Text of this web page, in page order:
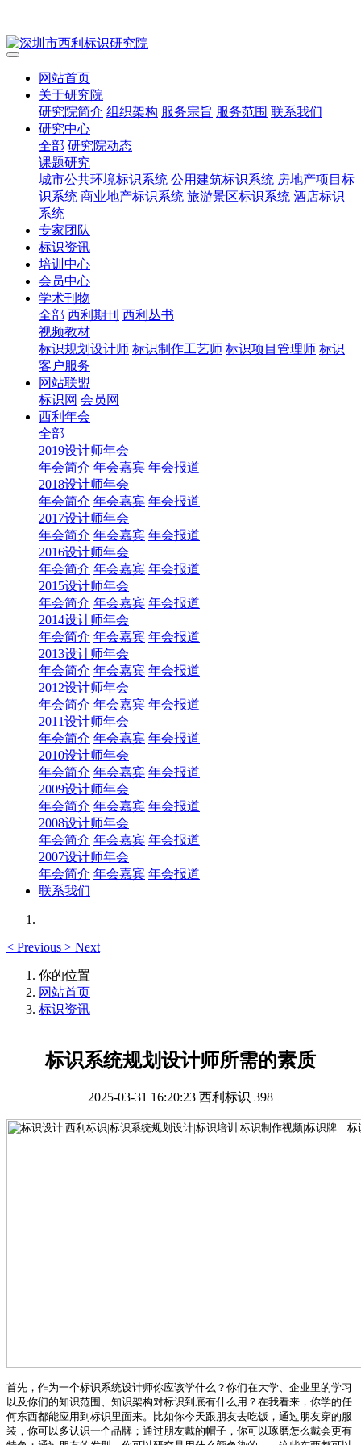
网站首页
关于研究院
研究院简介 组织架构 服务宗旨 服务范围 联系我们
研究中心
全部 研究院动态
课题研究
城市公共环境标识系统 公用建筑标识系统 房地产项目标
识系统 商业地产标识系统 旅游景区标识系统 酒店标识
系统
专家团队
标识资讯
培训中心
会员中心
学术刊物
全部 西利期刊 西利丛书
视频教材
标识规划设计师 标识制作工艺师 标识项目管理师 标识
客户服务
网站联盟
标识网 会员网
西利年会
全部
2019设计师年会
年会简介 年会嘉宾 年会报道
2018设计师年会
年会简介 年会嘉宾 年会报道
2017设计师年会
年会简介 年会嘉宾 年会报道
2016设计师年会
年会简介 年会嘉宾 年会报道
2015设计师年会
年会简介 年会嘉宾 年会报道
2014设计师年会
年会简介 年会嘉宾 年会报道
2013设计师年会
年会简介 年会嘉宾 年会报道
2012设计师年会
年会简介 年会嘉宾 年会报道
2011设计师年会
年会简介 年会嘉宾 年会报道
2010设计师年会
年会简介 年会嘉宾 年会报道
2009设计师年会
年会简介 年会嘉宾 年会报道
2008设计师年会
年会简介 年会嘉宾 年会报道
2007设计师年会
年会简介 年会嘉宾 年会报道
联系我们
< Previous > Next
你的位置
网站首页
标识资讯
标识系统规划设计师所需的素质
2025-03-31 16:20:23 西利标识 398
首先，作为一个标识系统设计师你应该学什么？你们在大学、企业里的学习
以及你们的知识范围、知识架构对标识到底有什么用？在我看来，你学的任
何东西都能应用到标识里面来。比如你今天跟朋友去吃饭，通过朋友穿的服
装，你可以多认识一个品牌；通过朋友戴的帽子，你可以琢磨怎么戴会更有